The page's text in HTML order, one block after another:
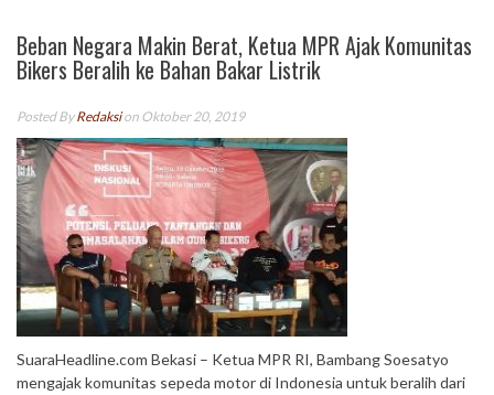
Beban Negara Makin Berat, Ketua MPR Ajak Komunitas
Bikers Beralih ke Bahan Bakar Listrik
Posted ByRedaksion Oktober 20, 2019
SuaraHeadline.com Bekasi – Ketua MPR RI, Bambang Soesatyo
mengajak komunitas sepeda motor di Indonesia untuk beralih dari